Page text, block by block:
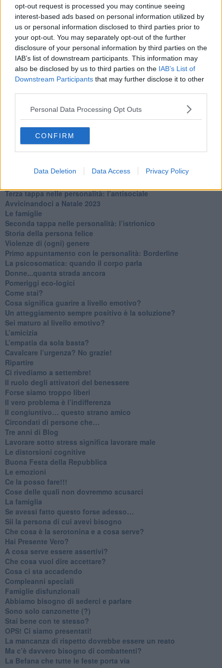
opt-out request is processed you may continue seeing
interest-based ads based on personal information utilized by
us or personal information disclosed to third parties prior to
your opt-out. You may separately opt-out of the further
disclosure of your personal information by third parties on the
IAB’s list of downstream participants. This information may
also be disclosed by us to third parties on the IAB’s List of
Downstream Participants that may further disclose it to other
Personal Data Processing Opt Outs
CONFIRM
Data Deletion Data Access Privacy Policy
La maternità
​L’uomo o l’orso?
Non hanno un amico a teatro​
​Tutta una questione di rispetto
​Cose che ci esauriscono
​Vespa che passione!
​Lasciate ai vostri figli il diritto di piangere
​Parole d’amore regalate al vento
​Essere genitori di un adolescente
​Saper pazientare
​Venerdì emozionalmente sostenibile
Contornati di persone che…
Non dare niente per scontato
Che cos’è la dipendenza affettiva?
​Nuovi arrivi!
​Terza tappa nelle personalità: l’antisociale
​Avvicinandoci a Natale 2023
Le famiglie
Seconda tappa nelle personalità: l’istrionico
​Storia della persona felice
Violenze di (ogni) genere
​Primo appuntamento con le personalità: Borderline
La psicosomatica: quando il corpo parla
Donne...quanta strada ancora
​Pomeriggi eco-logici
​Come stai?
Cosa significa guarire a livello emotivo?
​Un atteggiamento sempre positivo è la soluzione?
​Sei maturo al livello emotivo?
​L’amicizia
​L’empatia da sola basta?
​Cavalcare l’urgenza? No grazie!
Ripartire
​Ci rivediamo a settembre!
​Il ruolo degli attivatori del benessere
​Forse siamo troppo liberi
​Il vero problema è l’indifferenza
​Il congiuntivo… questo strano amico
​Circondati di persone che…
​Tre anni di Blog
​Lavorare sotto stress significa lavorare male
​Le distorsioni cognitive
​Buona Festa della Repubblica
Le emozioni
​Ce la posso fare!!!
​Cose delle quali non dovremmo scusarci
​La famiglia
​Se avessi fatto questo forse adesso…
​Sii la persona di cui avevi bisogno
Che cosa è la serotonina e a cosa serve?
​Hai Presente Vero?
A cosa serve essere assertivi?
​Che cosa vuol dire accettare?
​Cosa ci sta accadendo
​Compleanni speciali
​Famiglie disfunzionali
​Abbiamo bisogno di sederci e parlare
Sono solo canzonette (?)
​Stai bene con te stesso?
​OPS! Ci siamo presentati!
​La mancanza di rispetto dovrebbe essere un reato
​Ma c’è davvero bisogno di combattenti?
​La Befana che tutte le feste porta via